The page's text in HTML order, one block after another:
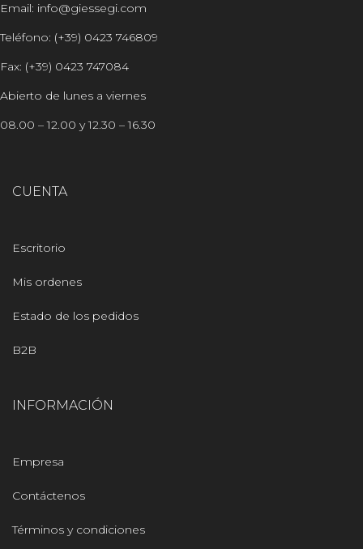
Email: info@giessegi.com
Teléfono: (+39) 0423 746809
Fax: (+39) 0423 747084
Abierto de lunes a viernes
08.00 – 12.00 y 12.30 – 16.30
CUENTA
Escritorio
Mis ordenes
Estado de los pedidos
B2B
INFORMACIÓN
Empresa
Contáctenos
Términos y condiciones